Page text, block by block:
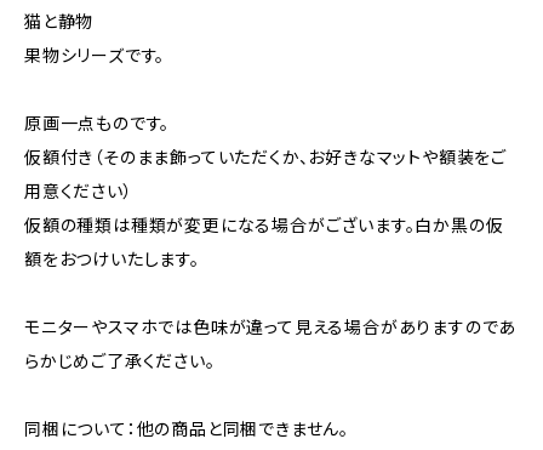
猫と静物
果物シリーズです。
原画一点ものです。
仮額付き（そのまま飾っていただくか、お好きなマットや額装をご
用意ください）
仮額の種類は種類が変更になる場合がございます。白か黒の仮
額をおつけいたします。
モニターやスマホでは色味が違って見える場合がありますのであ
らかじめご了承ください。
同梱について：他の商品と同梱できません。